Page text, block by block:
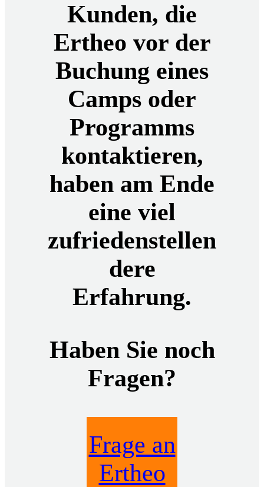
Kunden, die
Ertheo vor der
Buchung eines
Camps oder
Programms
kontaktieren,
haben am Ende
eine viel
zufriedenstellen
dere
Erfahrung.
Haben Sie noch
Fragen?
Frage an
Ertheo